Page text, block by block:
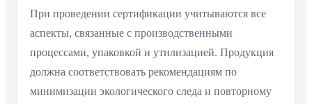
При проведении сертификации учитываются все
аспекты, связанные с производственными
процессами, упаковкой и утилизацией. Продукция
должна соответствовать рекомендациям по
минимизации экологического следа и повторному